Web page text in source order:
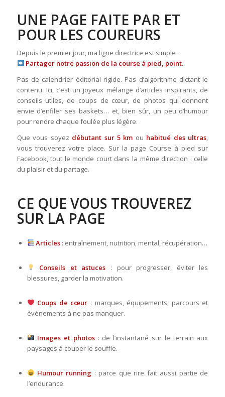
UNE PAGE FAITE PAR ET
POUR LES COUREURS
Depuis le premier jour, ma ligne directrice est simple :
Partager notre passion de la course à pied, point.
Pas de calendrier éditorial rigide. Pas d’algorithme dictant le
contenu. Ici, c’est un joyeux mélange d’articles inspirants, de
conseils utiles, de coups de cœur, de photos qui donnent
envie d’enfiler ses baskets… et, bien sûr, un peu d’humour
pour rendre chaque foulée plus légère.
Que vous soyez débutant sur 5 km ou habitué des ultras,
vous trouverez votre place. Sur la page Course à pied sur
Facebook, tout le monde court dans la même direction : celle
du plaisir et du partage.
CE QUE VOUS TROUVEREZ
SUR LA PAGE
Articles : entraînement, nutrition, mental, récupération…
Conseils et astuces : pour progresser, éviter les
blessures, garder la motivation.
Coups de cœur : marques, équipements, parcours et
événements à ne pas manquer.
Images et photos: de l’instantané sur le terrain aux
paysages à couper le souffle.
Humour running : parce que rire fait aussi partie de
l’endurance.